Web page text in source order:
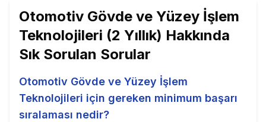
Otomotiv Gövde ve Yüzey İşlem
Teknolojileri (2 Yıllık) Hakkında
Sık Sorulan Sorular
Otomotiv Gövde ve Yüzey İşlem
Teknolojileri için gereken minimum başarı
sıralaması nedir?